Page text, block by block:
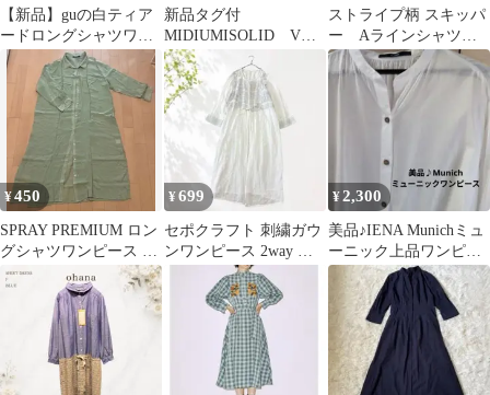
【新品】guの白ティア
ードロングシャツワン
ピース
新品タグ付
MIDIUMISOLID Vネ
ックヘムサイドスリッ
トシャツワンピース
ストライプ柄 スキッパ
ー Aラインシャツワ
ンピース コットン入
り M〜3L
¥450
SPRAY PREMIUM ロン
グシャツワンピース ラ
イトグリーン
¥699
セポクラフト 刺繍ガウ
ンワンピース 2way 透
け感 ナチュラル
E10429
¥2,300
美品♪IENA Munichミュ
ーニック上品ワンピー
スイエナ